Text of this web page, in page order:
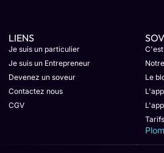
LIENS
Je suis un particulier
Je suis un Entrepreneur
Devenez un soveur
Contactez nous
CGV
Le